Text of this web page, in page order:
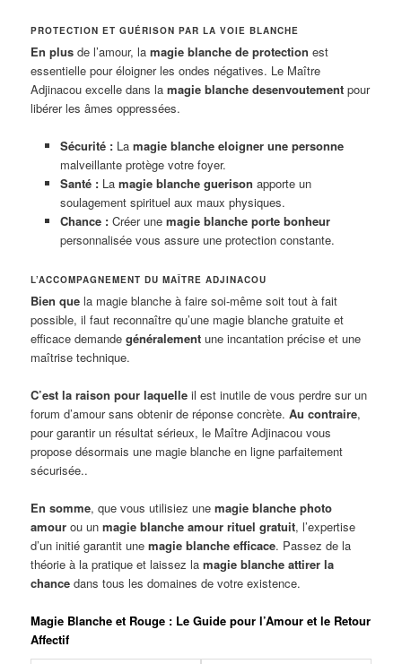
PROTECTION ET GUÉRISON PAR LA VOIE BLANCHE
En plus de l’amour, lamagie blanche de protection est
essentielle pour éloigner les ondes négatives. Le Maître
Adjinacou excelle dans lamagie blanche desenvoutement pour
libérer les âmes oppressées.
Sécurité :La magie blanche eloigner une personne
malveillante protège votre foyer.
Santé :La magie blanche guerison apporte un
soulagement spirituel aux maux physiques.
Chance :Créer une magie blanche porte bonheur
personnalisée vous assure une protection constante.
L’ACCOMPAGNEMENT DU MAÎTRE ADJINACOU
Bien que la magie blanche à faire soi-même soit tout à fait
possible, il faut reconnaître qu’une magie blanche gratuite et
efficace demandegénéralement une incantation précise et une
maîtrise technique.
C’est la raison pour laquelle il est inutile de vous perdre sur un
forum d’amour sans obtenir de réponse concrète.Au contraire,
pour garantir un résultat sérieux, le Maître Adjinacou vous
propose désormais une magie blanche en ligne parfaitement
sécurisée..
En somme, que vous utilisiez unemagie blanche photo
amour ou unmagie blanche amour rituel gratuit, l’expertise
d’un initié garantit unemagie blanche efficace. Passez de la
théorie à la pratique et laissez lamagie blanche attirer la
chance dans tous les domaines de votre existence.
Magie Blanche et Rouge : Le Guide pour l’Amour et le Retour
Affectif